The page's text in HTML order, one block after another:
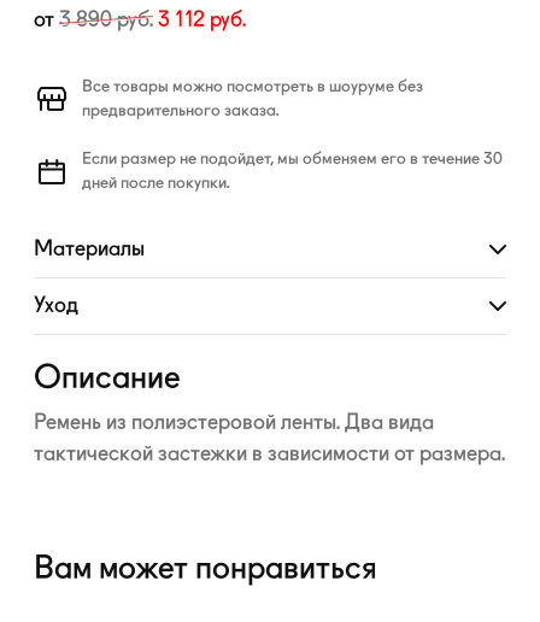
от 3 890руб. 3 112 руб.
Все товары можно посмотреть в шоуруме без
предварительного заказа.
Если размер не подойдет, мы обменяем его в течение 30
дней после покупки.
Материалы
Развернуть
Уход
Развернуть
Описание
Ремень из полиэстеровой ленты. Два вида
тактической застежки в зависимости от размера.
Вам может понравиться